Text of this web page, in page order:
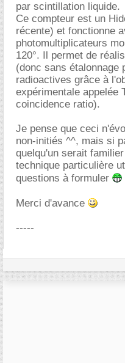
par scintillation liquide.
Ce compteur est un
récente) et fonctionne
photomultiplicateurs
120°. Il permet de
(donc sans étalonnage
radioactives grâce à
expérimentale appelée
coincidence ratio).
Je pense que ceci
non-initiés ^^, mais si
quelqu'un serait
technique particulière
questions à formuler
Merci d'avance
-----